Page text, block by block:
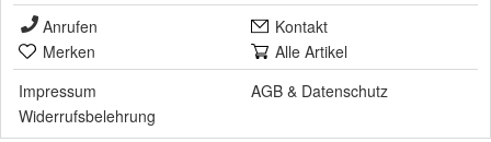
Anrufen
Kontakt
Merken
Alle Artikel
Impressum
AGB & Datenschutz
Widerrufsbelehrung